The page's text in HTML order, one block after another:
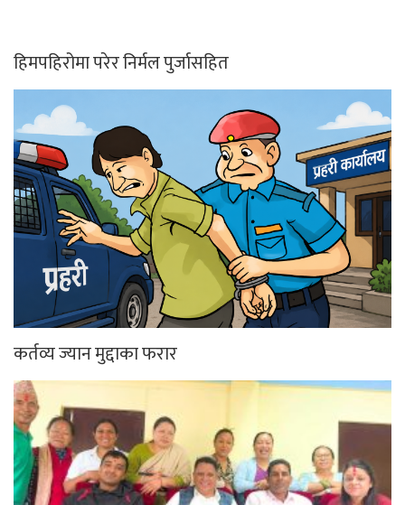
हिमपहिरोमा परेर निर्मल पुर्जासहित
कर्तव्य ज्यान मुद्दाका फरार